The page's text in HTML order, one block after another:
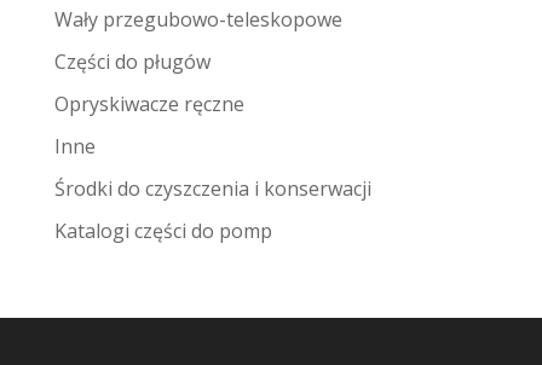
Wały przegubowo-teleskopowe
Części do pługów
Opryskiwacze ręczne
Inne
Środki do czyszczenia i konserwacji
Katalogi części do pomp